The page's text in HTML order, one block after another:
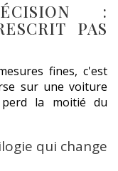
:
PAS
fines, c'est
sur une voiture
la moitié du
qui change